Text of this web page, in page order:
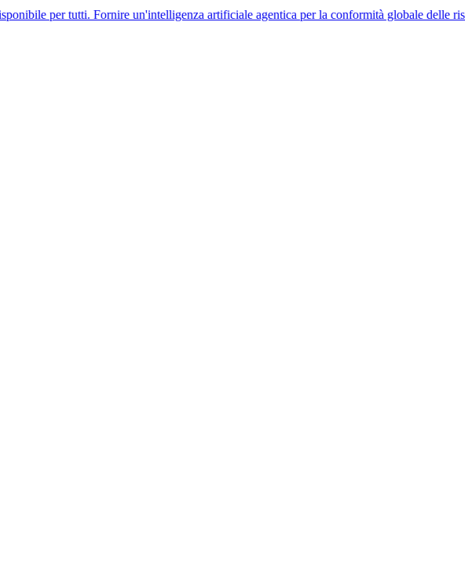
Fornire un'intelligenza artificiale agentica per la conformità globale delle risorse umane